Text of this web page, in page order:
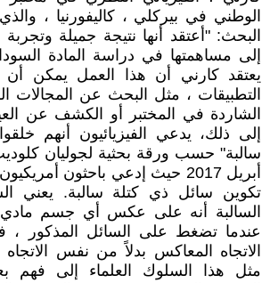
الوطني في بيركلي ، كاليفورنيا ،
البحث: "أعتقد أنها نتيجة جميلة وتجربة
إلى مساهمتها في دراسة المادة
يعتقد كارني أن هذا العمل يمكن أن
التطبيقات ، مثل البحث عن المجالات
الشاردة في المختبر أو الكشف عن
إلى ذلك، يدعي الفيزيائيون أنهم
أبريل 2017 حيث إدعي باحثون
تكوين سائل ذي كتلة سالبة. يعني
السالبة أنه على عكس أي جسم
عندما تضغط على السائل المذكور ،
الاتجاه المعاكس بدلاً من نفس الاتجاه
مثل هذا السلوك العلماء إلى فهم